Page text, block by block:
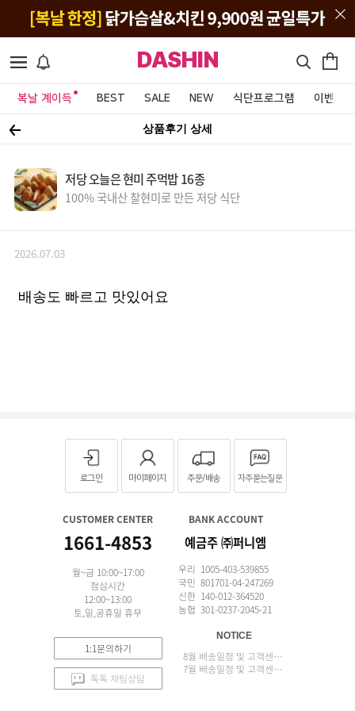
DASHIN
복날 계이득 BEST SALE NEW 식단프로그램 이벤트&
상품후기 상세
저당 오늘은 현미 주먹밥 16종
100% 국내산 찰현미로 만든 저당 식단
2026.07.03
배송도 빠르고 맛있어요
로그인 마이페이지 주문/배송 자주묻는질문
CUSTOMER CENTER
1661-4853
월~금 10:00~17:00
점심시간
12:00~13:00
토,일,공휴일 휴무
1:1문의하기
톡톡 채팅상담
BANK ACCOUNT
예금주 ㈜퍼니엠
우리 1005-403-539855
국민 801701-04-247269
신한 140-012-364520
농협 301-0237-2045-21
NOTICE
8월 배송일정 및 고객센터 업무 안내
7월 배송일정 및 고객센터 업무 안내